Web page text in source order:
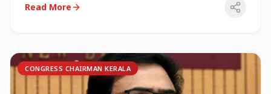
Read More
CONGRESS CHAIRMAN KERALA